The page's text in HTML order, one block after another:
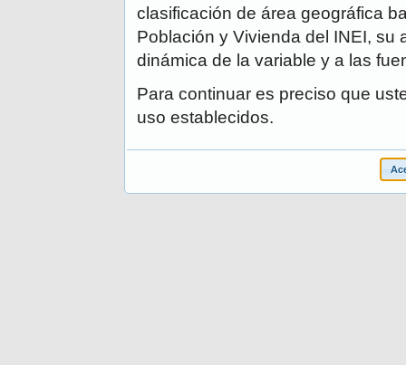
clasificación de área geográfica
Población y Vivienda del INEI, su
dinámica de la variable y a las
Para continuar es preciso que
uso establecidos.